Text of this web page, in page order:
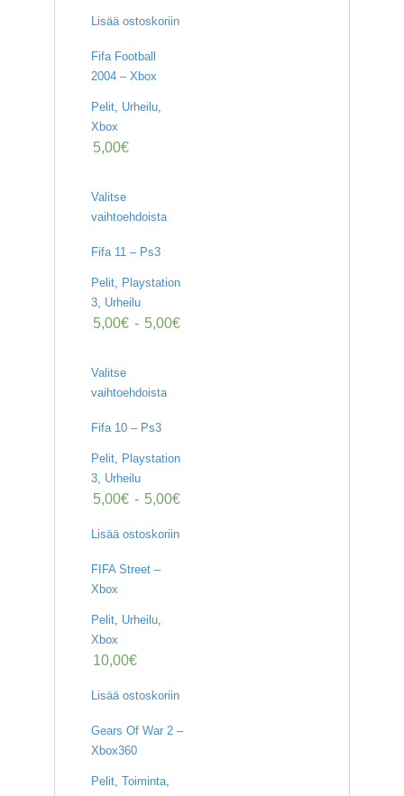
Lisää ostoskoriin
Fifa Football
2004 – Xbox
Pelit, Urheilu,
Xbox
5,00€
Valitse
vaihtoehdoista
Fifa 11 – Ps3
Pelit, Playstation
3, Urheilu
5,00€ - 5,00€
Valitse
vaihtoehdoista
Fifa 10 – Ps3
Pelit, Playstation
3, Urheilu
5,00€ - 5,00€
Lisää ostoskoriin
FIFA Street –
Xbox
Pelit, Urheilu,
Xbox
10,00€
Lisää ostoskoriin
Gears Of War 2 –
Xbox360
Pelit, Toiminta,